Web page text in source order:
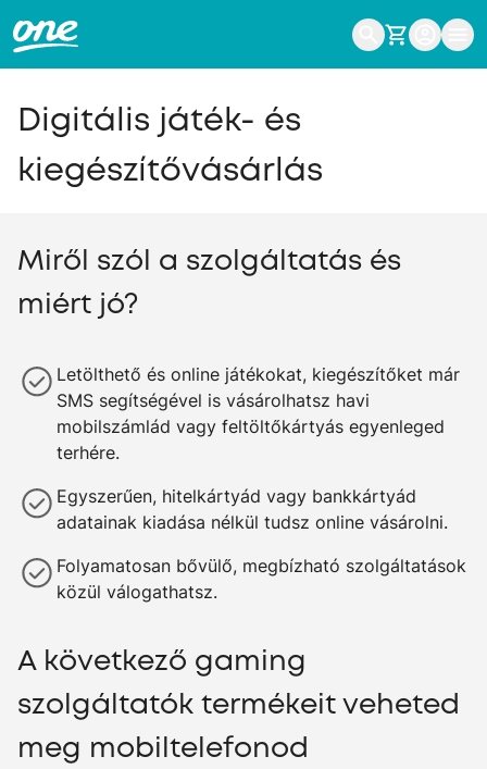
Digitális játék- és
kiegészítővásárlás
Miről szól a szolgáltatás és
miért jó?
Letölthető és online játékokat, kiegészítőket már
SMS segítségével is vásárolhatsz havi
mobilszámlád vagy feltöltőkártyás egyenleged
terhére.
Egyszerűen, hitelkártyád vagy bankkártyád
adatainak kiadása nélkül tudsz online vásárolni.
Folyamatosan bővülő, megbízható szolgáltatások
közül válogathatsz.
A következő gaming
szolgáltatók termékeit veheted
meg mobiltelefonod